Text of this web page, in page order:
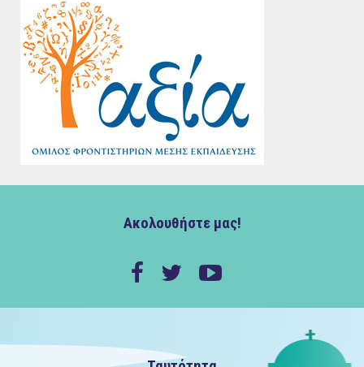
Ακολουθήστε μας!